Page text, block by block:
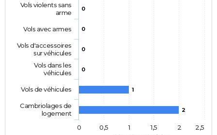
0
0
0
0
1
2
Vols violents sans
arme
Vols avec armes
Vols d'accessoires
sur véhicules
Vols dans les
véhicules
Vols de véhicules
Cambriolages de
logement
0
0,5 1 1,5 2 2,5